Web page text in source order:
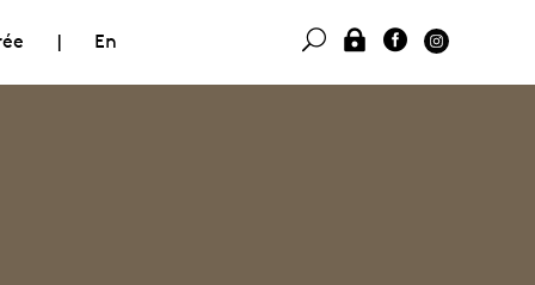
| En